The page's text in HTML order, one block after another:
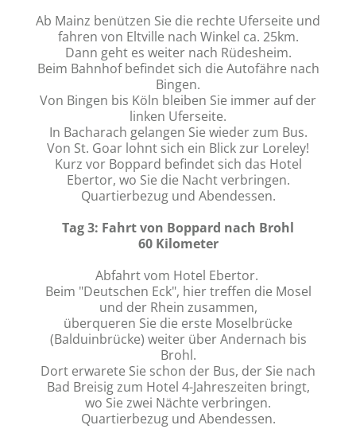
Ab Mainz benützen Sie die rechte Uferseite und
fahren von Eltville nach Winkel ca. 25km.
Dann geht es weiter nach Rüdesheim.
Beim Bahnhof befindet sich die Autofähre nach
Bingen.
Von Bingen bis Köln bleiben Sie immer auf der
linken Uferseite.
In Bacharach gelangen Sie wieder zum Bus.
Von St. Goar lohnt sich ein Blick zur Loreley!
Kurz vor Boppard befindet sich das Hotel
Ebertor, wo Sie die Nacht verbringen.
Quartierbezug und Abendessen.
Tag 3: Fahrt von Boppard nach Brohl
60 Kilometer
Abfahrt vom Hotel Ebertor.
Beim "Deutschen Eck", hier treffen die Mosel
und der Rhein zusammen,
überqueren Sie die erste Moselbrücke
(Balduinbrücke) weiter über Andernach bis
Brohl.
Dort erwarete Sie schon der Bus, der Sie nach
Bad Breisig zum Hotel 4-Jahreszeiten bringt,
wo Sie zwei Nächte verbringen.
Quartierbezug und Abendessen.